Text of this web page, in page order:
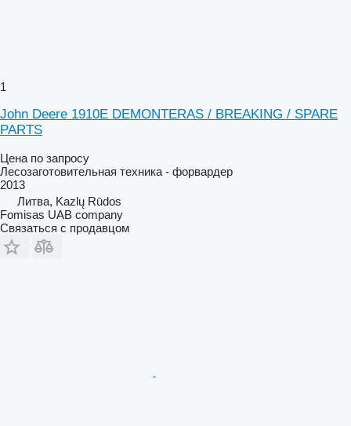
1
John Deere 1910E DEMONTERAS / BREAKING / SPARE
PARTS
Цена по запросу
Лесозаготовительная техника - форвардер
2013
Литва, Kazlų Rūdos
Fomisas UAB company
Связаться с продавцом